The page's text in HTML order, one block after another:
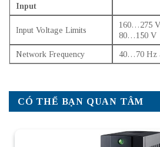
Input
Input Voltage Limits
160…275
80…150 V
Network Frequency
40…70 Hz
CÓ THỂ BẠN QUAN TÂM